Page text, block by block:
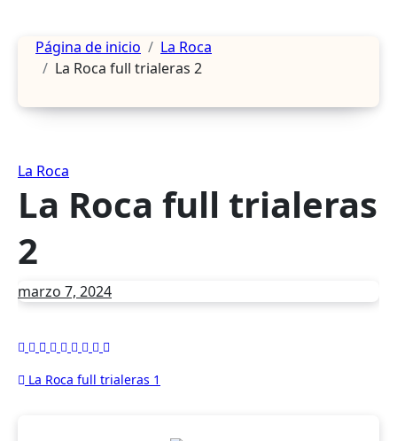
Página de inicio
La Roca
La Roca full trialeras 2
La Roca
La Roca full trialeras
2
marzo 7, 2024
Navegación
La Roca full trialeras 1